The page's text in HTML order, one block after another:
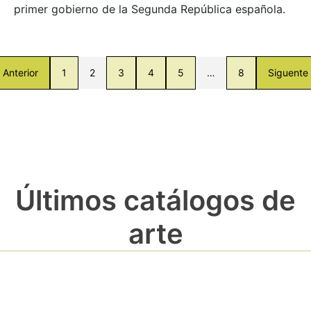
primer gobierno de la Segunda República española.
Anterior 1 2 3 4 5 … 8 Siguente
Últimos catálogos de
arte